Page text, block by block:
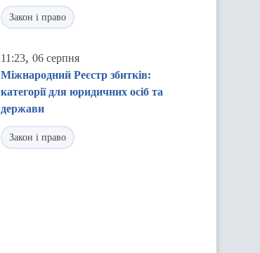
Закон і право
11:23, 06 серпня
Міжнародний Реєстр збитків:
категорії для юридичних осіб та
держави
Закон і право